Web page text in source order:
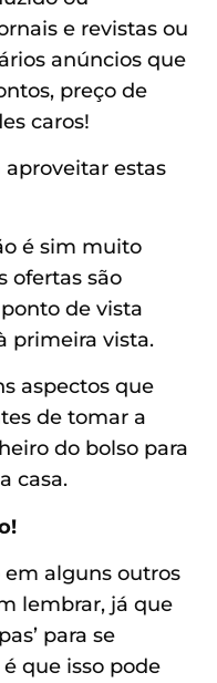
e revistas ou
anúncios que
preço de
caros!
aproveitar estas
é sim muito
ofertas são
de vista
primeira vista.
aspectos que
de tomar a
do bolso para
casa.
em alguns outros
lembrar, já que
para se
que isso pode